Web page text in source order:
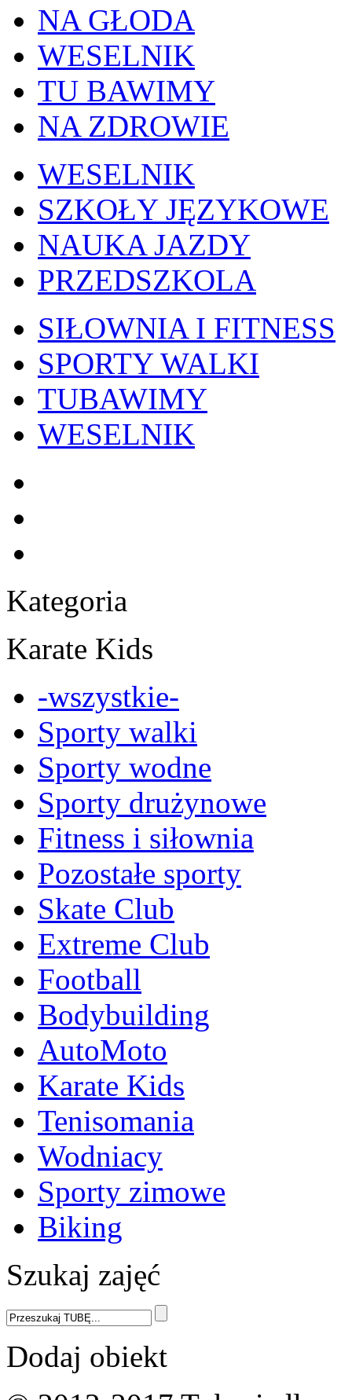
NA GŁODA
WESELNIK
TU BAWIMY
NA ZDROWIE
WESELNIK
SZKOŁY JĘZYKOWE
NAUKA JAZDY
PRZEDSZKOLA
SIŁOWNIA I FITNESS
SPORTY WALKI
TUBAWIMY
WESELNIK
Kategoria
Karate Kids
-wszystkie-
Sporty walki
Sporty wodne
Sporty drużynowe
Fitness i siłownia
Pozostałe sporty
Skate Club
Extreme Club
Football
Bodybuilding
AutoMoto
Karate Kids
Tenisomania
Wodniacy
Sporty zimowe
Biking
Szukaj zajęć
Dodaj obiekt